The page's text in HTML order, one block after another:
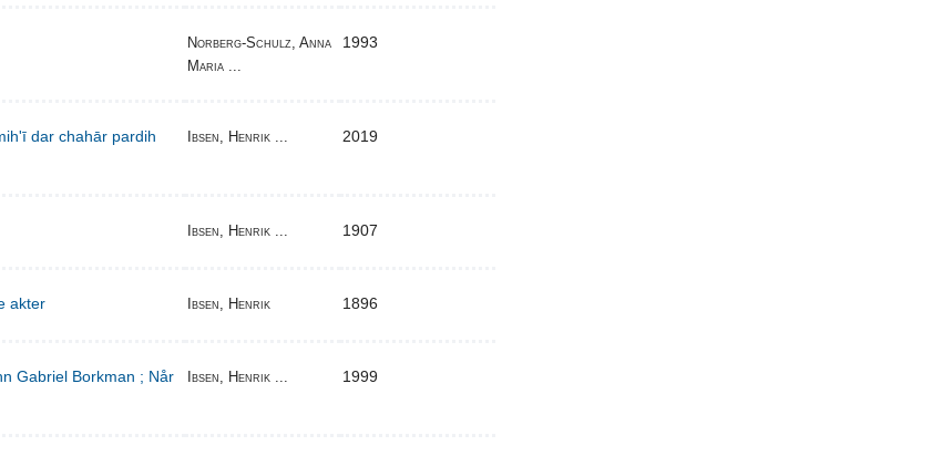
Norberg-Schulz, Anna
Maria ...
1993
dar chahār pardih Ibsen, Henrik ... 2019
Ibsen, Henrik ... 1907
akter Ibsen, Henrik 1896
Gabriel Borkman ; Når
Ibsen, Henrik ... 1999